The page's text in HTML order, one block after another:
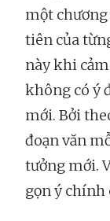
một chương
tiên của
này khi
không có ý
mới. Bởi
đoạn văn
tưởng mới.
gọn ý chính